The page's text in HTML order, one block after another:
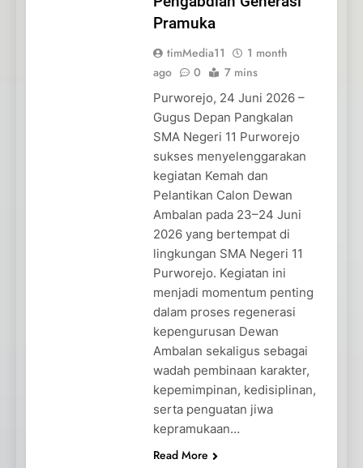
Pramuka
timMedia11
1 month
ago
0 7 mins
Purworejo, 24 Juni 2026 –
Gugus Depan Pangkalan
SMA Negeri 11 Purworejo
sukses menyelenggarakan
kegiatan Kemah dan
Pelantikan Calon Dewan
Ambalan pada 23–24 Juni
2026 yang bertempat di
lingkungan SMA Negeri 11
Purworejo. Kegiatan ini
menjadi momentum penting
dalam proses regenerasi
kepengurusan Dewan
Ambalan sekaligus sebagai
wadah pembinaan karakter,
kepemimpinan, kedisiplinan,
serta penguatan jiwa
kepramukaan…
Read More